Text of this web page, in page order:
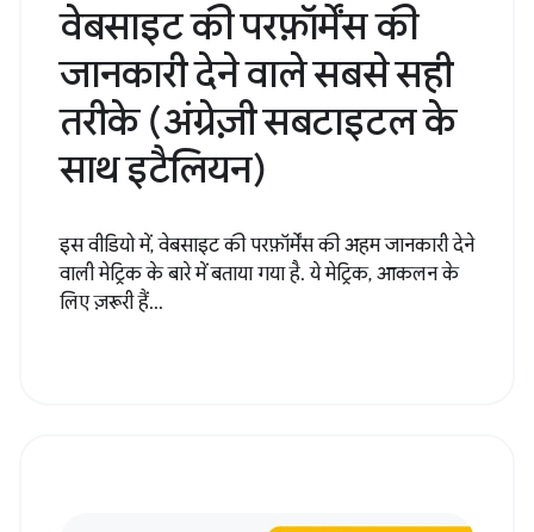
वेबसाइट की परफ़ॉर्मेंस की
जानकारी देने वाले सबसे सही
तरीके (अंग्रेज़ी सबटाइटल के
साथ इटैलियन)
इस वीडियो में, वेबसाइट की परफ़ॉर्मेंस की अहम जानकारी देने
वाली मेट्रिक के बारे में बताया गया है. ये मेट्रिक, आकलन के
लिए ज़रूरी हैं...